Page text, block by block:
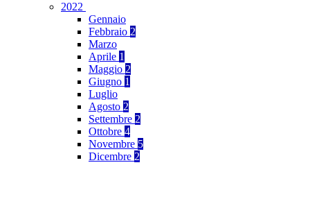
2022
Gennaio
Febbraio 2
Marzo
Aprile 1
Maggio 2
Giugno 1
Luglio
Agosto 2
Settembre 2
Ottobre 4
Novembre 5
Dicembre 2